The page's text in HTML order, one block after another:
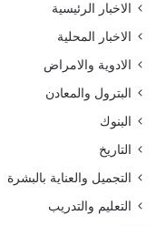
الاخبار الرئيسية
الاخبار المحلية
الادوية والامراض
البترول والمعادن
البنوك
التاريخ
التجميل والعناية بالبشرة
التعليم والتدريب